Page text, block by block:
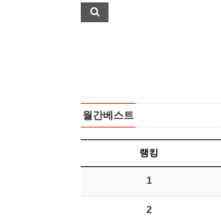
월간베스트
랭킹
1
2